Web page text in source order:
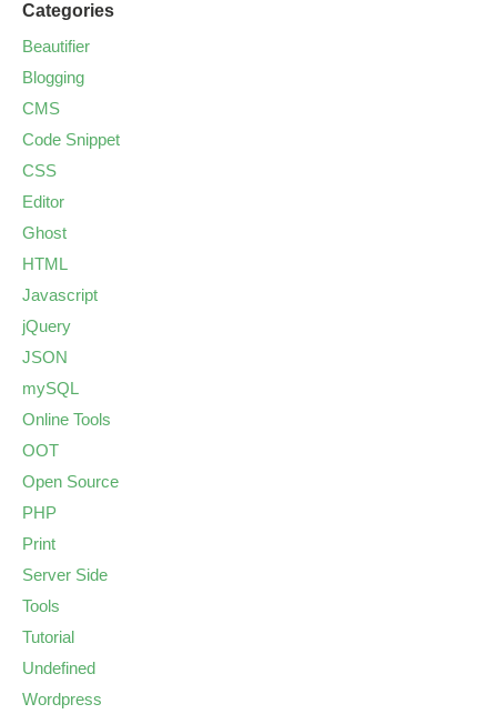
Categories
Beautifier
Blogging
CMS
Code Snippet
CSS
Editor
Ghost
HTML
Javascript
jQuery
JSON
mySQL
Online Tools
OOT
Open Source
PHP
Print
Server Side
Tools
Tutorial
Undefined
Wordpress